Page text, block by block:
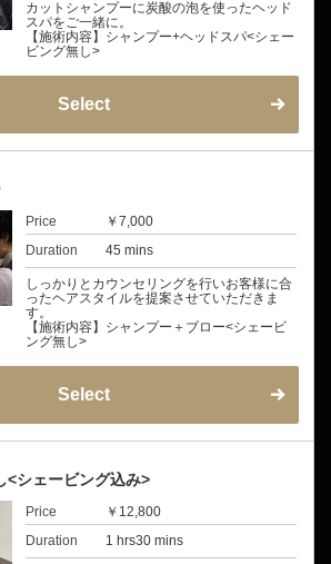
カットシャンプーに炭酸の泡を使ったヘッド
スパをご一緒に。
【施術内容】シャンプー+ヘッドスパ<シェー
ビング無し>
Select
Price
￥7,000
Duration
45 mins
しっかりとカウンセリングを行いお客様に合
ったヘアスタイルを提案させていただきま
す。
【施術内容】シャンプー＋ブロー<シェービ
ング無し>
Select
<シェービング込み>
Price
￥12,800
Duration
1 hrs30 mins